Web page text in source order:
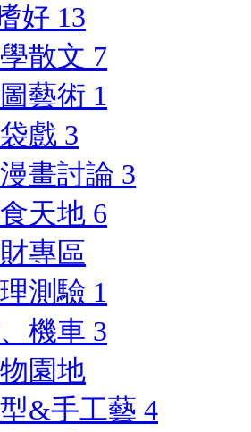
好 13
散文 7
藝術 1
戲 3
畫討論 3
天地 6
專區
測驗 1
機車 3
園地
&手工藝 4